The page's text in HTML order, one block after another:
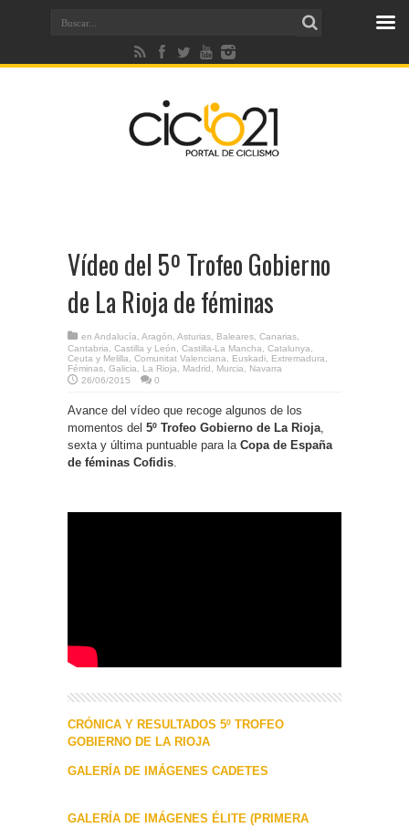
Vídeo del 5º Trofeo Gobierno
de La Rioja de féminas
en Andalucía Aragón Asturias Baleares Canarias
Cantabria
Castilla y León Castilla-La Mancha Catalunya
Ceuta y Melilla
Comunitat Valenciana Euskadi Extremadura
Féminas Galicia La Rioja Madrid Murcia
Navarra
26/06/2015
0
Avance del vídeo que recoge algunos de los
momentos del 5º Trofeo Gobierno de La Rioja,
sexta y última puntuable para la Copa de España
de féminas Cofidis.
CRÓNICA Y RESULTADOS 5º TROFEO
GOBIERNO DE LA RIOJA
GALERÍA DE IMÁGENES CADETES
GALERÍA DE IMÁGENES ÉLITE (PRIMERA